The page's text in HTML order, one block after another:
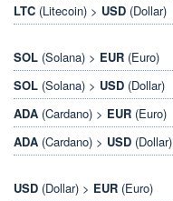
LTC (Litecoin) > USD (Dollar)
SOL (Solana) > EUR (Euro)
SOL (Solana) > USD (Dollar)
ADA (Cardano) > EUR (Euro)
ADA (Cardano) > USD (Dollar)
USD (Dollar) > EUR (Euro)